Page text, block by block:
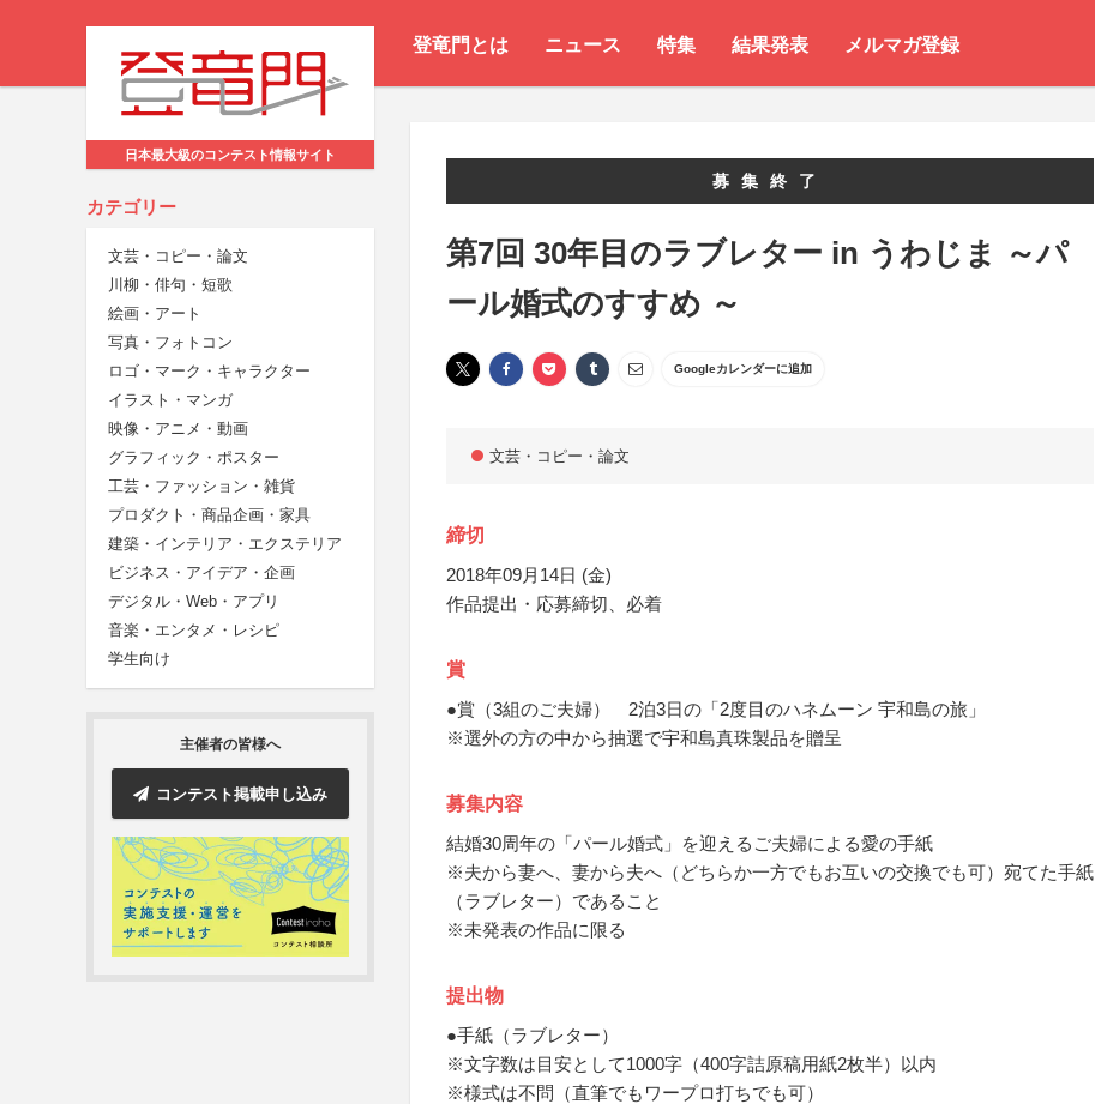
登竜門とは ニュース 特集 結果発表 メルマガ登録
日本最大級のコンテスト情報サイト
カテゴリー
文芸・コピー・論文
川柳・俳句・短歌
絵画・アート
写真・フォトコン
ロゴ・マーク・キャラクター
イラスト・マンガ
映像・アニメ・動画
グラフィック・ポスター
工芸・ファッション・雑貨
プロダクト・商品企画・家具
建築・インテリア・エクステリア
ビジネス・アイデア・企画
デジタル・Web・アプリ
音楽・エンタメ・レシピ
学生向け
主催者の皆様へ
コンテスト掲載申し込み
募集終了
第7回 30年目のラブレター in うわじま ～パ
ール婚式のすすめ ～
Googleカレンダーに追加
文芸・コピー・論文
締切
2018年09月14日 (金)
作品提出・応募締切、必着
賞
●賞（3組のご夫婦） 2泊3日の「2度目のハネムーン 宇和島の旅」
※選外の方の中から抽選で宇和島真珠製品を贈呈
募集内容
結婚30周年の「パール婚式」を迎えるご夫婦による愛の手紙
※夫から妻へ、妻から夫へ（どちらか一方でもお互いの交換でも可）宛てた手紙
（ラブレター）であること
※未発表の作品に限る
提出物
●手紙（ラブレター）
※文字数は目安として1000字（400字詰原稿用紙2枚半）以内
※様式は不問（直筆でもワープロ打ちでも可）